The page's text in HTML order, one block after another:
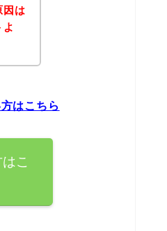
因は
はこちら
こ